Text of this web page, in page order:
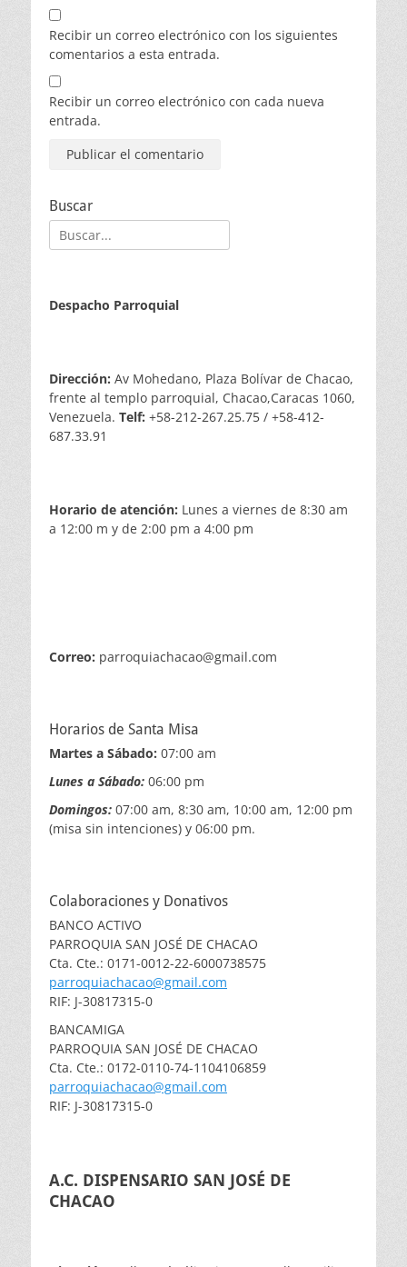
Recibir un correo electrónico con los siguientes
comentarios a esta entrada.
Recibir un correo electrónico con cada nueva
entrada.
Buscar
Buscar:
Despacho Parroquial
Dirección: Av Mohedano, Plaza Bolívar de Chacao,
frente al templo parroquial, Chacao,Caracas 1060,
Venezuela. Telf: +58-212-267.25.75 / +58-412-
687.33.91
Horario de atención: Lunes a viernes de 8:30 am
a 12:00 m y de 2:00 pm a 4:00 pm
Correo: parroquiachacao@gmail.com
Horarios de Santa Misa
Martes a Sábado: 07:00 am
Lunes a Sábado: 06:00 pm
Domingos: 07:00 am, 8:30 am, 10:00 am, 12:00 pm
(misa sin intenciones) y 06:00 pm.
Colaboraciones y Donativos
BANCO ACTIVO
PARROQUIA SAN JOSÉ DE CHACAO
Cta. Cte.: 0171-0012-22-6000738575
parroquiachacao@gmail.com
RIF: J-30817315-0
BANCAMIGA
PARROQUIA SAN JOSÉ DE CHACAO
Cta. Cte.: 0172-0110-74-1104106859
parroquiachacao@gmail.com
RIF: J-30817315-0
A.C. DISPENSARIO SAN JOSÉ DE
CHACAO